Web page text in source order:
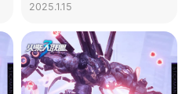
2025.1.15